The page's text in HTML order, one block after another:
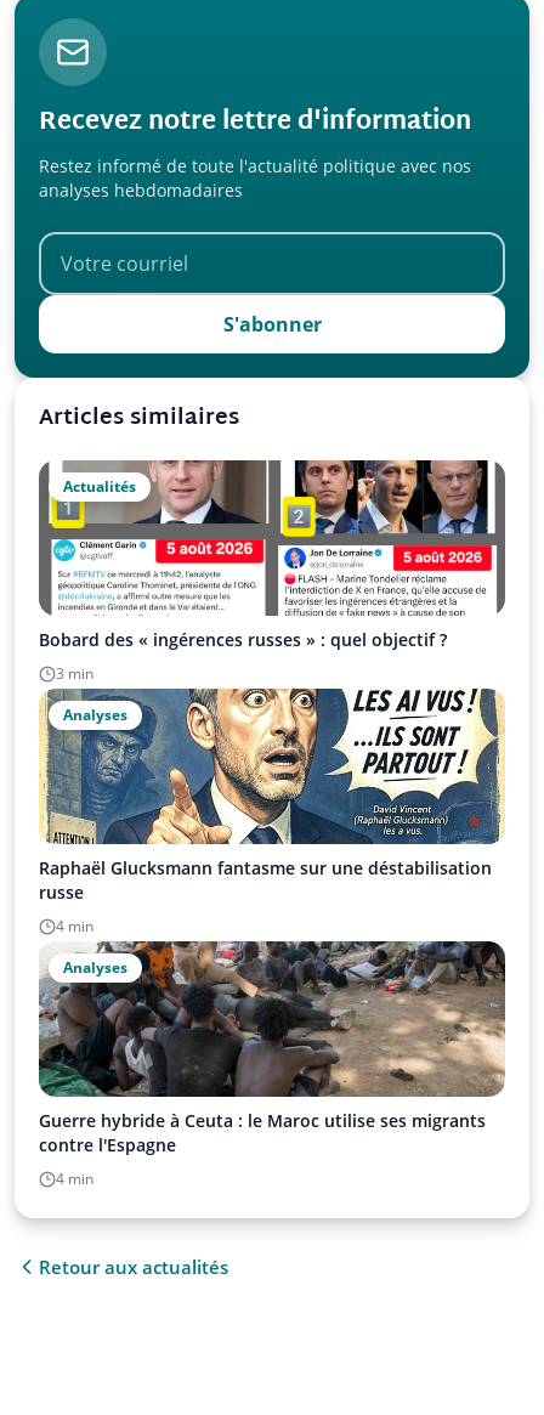
Recevez notre lettre d'information
Restez informé de toute l'actualité politique avec nos
analyses hebdomadaires
S'abonner
Articles similaires
Actualités
Bobard des « ingérences russes » : quel objectif ?
3 min
Analyses
Raphaël Glucksmann fantasme sur une déstabilisation
russe
4 min
Analyses
Guerre hybride à Ceuta : le Maroc utilise ses migrants
contre l'Espagne
4 min
Retour aux actualités